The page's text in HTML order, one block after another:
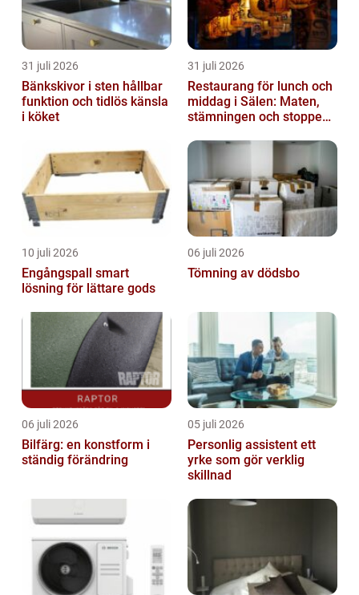
31 juli 2026
Bänkskivor i sten hållbar
funktion och tidlös känsla
i köket
31 juli 2026
Restaurang för lunch och
middag i Sälen: Maten,
stämningen och stoppen
10 juli 2026
Engångspall smart
lösning för lättare gods
06 juli 2026
Tömning av dödsbo
06 juli 2026
Bilfärg: en konstform i
ständig förändring
05 juli 2026
Personlig assistent ett
yrke som gör verklig
skillnad